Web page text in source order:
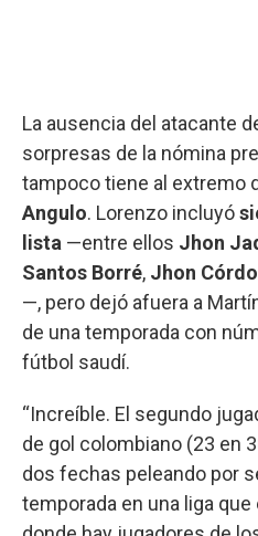
La ausencia del atacante
sorpresas de la nómina
tampoco tiene al extremo
Angulo. Lorenzo incluyó
lista —entre ellos Jhon
Santos Borré, Jhon
—, pero dejó afuera a
de una temporada con
fútbol saudí.
“Increíble. El segundo
de gol colombiano (23 en
dos fechas peleando por
temporada en una liga